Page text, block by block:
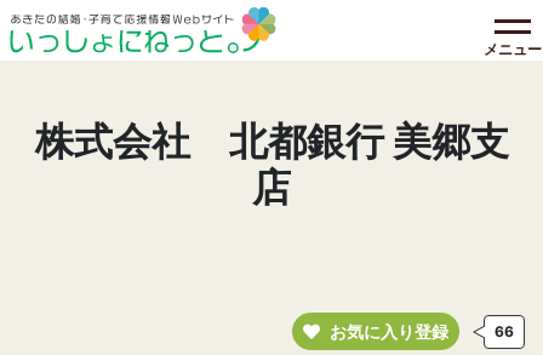
メニュー
株式会社 北都銀行 美郷支
店
お気に入り登録 66